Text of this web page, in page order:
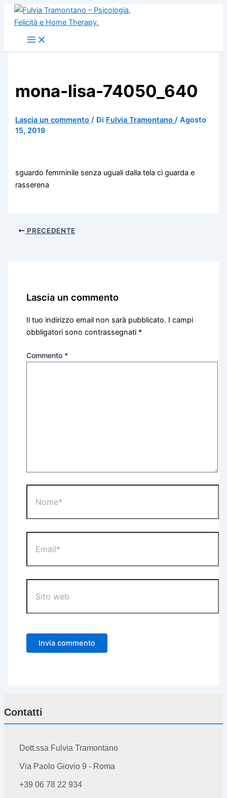
mona-lisa-74050_640
Lascia un commento / Di Fulvia Tramontano/Agosto
15, 2019
sguardo femminile senza uguali dalla tela ci guarda e
rasserena
PRECEDENTE
Lascia un commento
Il tuo indirizzo email non sarà pubblicato. I campi
obbligatori sono contrassegnati *
Commento *
web
Contatti
Dott.ssa Fulvia Tramontano
Via Paolo Giovio 9 - Roma
+39 06 78 22 934